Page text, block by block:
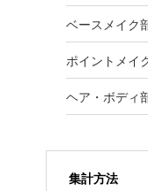
ベースメイク
ポイントメイ
ヘア・ボディ
集計方法